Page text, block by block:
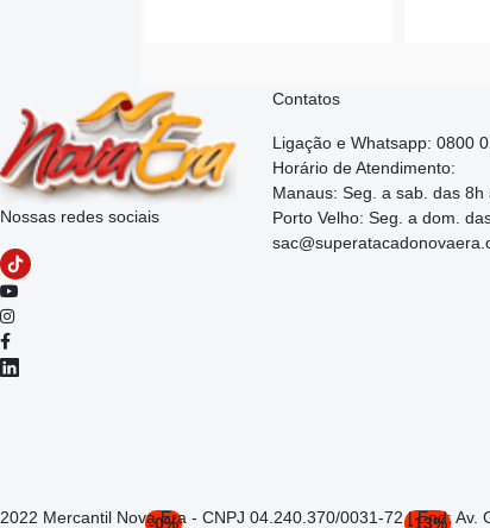
-0% -13%
Nossas redes sociais
Contatos
Ligação e Whatsapp: 0800
Horário de Atendimento:
Manaus: Seg. a sab. das 8h
Porto Velho: Seg. a dom.
2022 Mercantil Nova Era - CNPJ 04.240.370/0031-72 | End: